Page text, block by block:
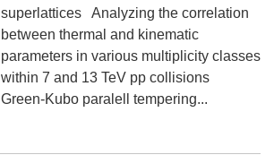
superlattices Analyzing the correlation
between thermal and kinematic
parameters in various multiplicity classes
within 7 and 13 TeV pp collisions
Green-Kubo paralell tempering...